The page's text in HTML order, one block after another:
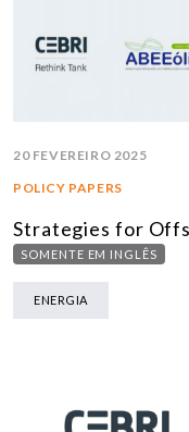
20 FEVEREIRO 2025
POLICY PAPERS
Strategies for
SOMENTE EM INGLÊS
ENERGIA